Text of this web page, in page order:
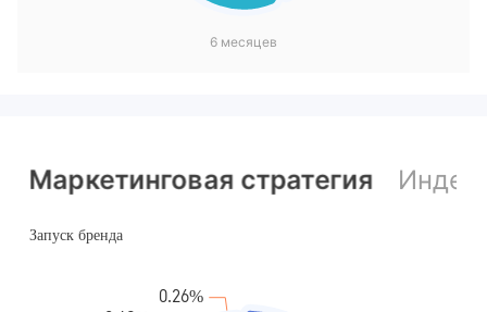
6 месяцев
Маркетинговая стратегия